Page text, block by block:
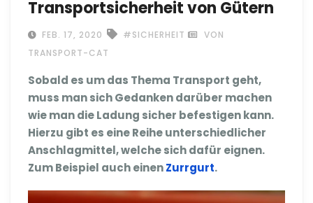
Transportsicherheit von Gütern
FEB. 17, 2020 #SICHERHEIT
VON
TRANSPORT-CAT
Sobald es um das Thema Transport geht,
muss man sich Gedanken darüber machen
wie man die Ladung sicher befestigen kann.
Hierzu gibt es eine Reihe unterschiedlicher
Anschlagmittel, welche sich dafür eignen.
Zum Beispiel auch einenZurrgurt.